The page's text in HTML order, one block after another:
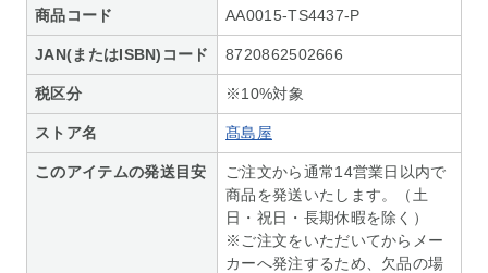
商品コード AA0015-TS4437-P
JAN(またはISBN)コード 8720862502666
税区分 ※10%対象
ストア名 髙島屋
このアイテムの発送目安
ご注文から通常14営業日以内で
商品を発送いたします。（土
日・祝日・長期休暇を除く）
※ご注文をいただいてからメー
カーへ発注するため、欠品の場